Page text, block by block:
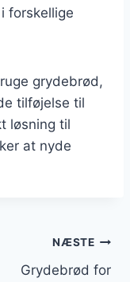
forskellige
grydebrød,
tilføjelse til
løsning til
at nyde
NÆSTE
Grydebrød for